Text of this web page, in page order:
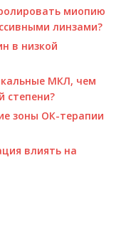
миопию
линзами?
в низкой
МКЛ, чем
степени?
зоны ОК-терапии
влиять на